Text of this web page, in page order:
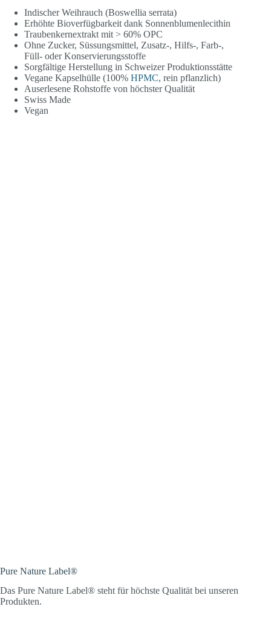
Indischer Weihrauch (Boswellia serrata)
Erhöhte Bioverfügbarkeit dank Sonnenblumenlecithin
Traubenkernextrakt mit > 60% OPC
Ohne Zucker, Süssungsmittel, Zusatz-, Hilfs-, Farb-,
Füll- oder Konservierungsstoffe
Sorgfältige Herstellung in Schweizer Produktionsstätte
Vegane Kapselhülle (100% HPMC, rein pflanzlich)
Auserlesene Rohstoffe von höchster Qualität
Swiss Made
Vegan
Pure Nature Label®
Das Pure Nature Label® steht für höchste Qualität bei unseren
Produkten.